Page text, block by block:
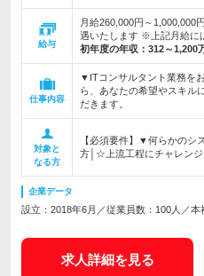
給与
月給260,000円～1,000,000
遇いたします ※上記月給に
初年度の年収： 312～1,200
仕事内容
▼ITコンサルタント業務を
ら、あなたの希望やスキル
だきます。
対象と
なる方
【必須要件】▼何らかのシ
方│☆上流工程にチャレンジ
企業データ
設立：2018年6月／従業員数：100人／本
求人詳細を見る